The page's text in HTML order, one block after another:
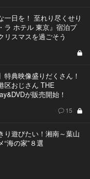
一日を！ 至れり尽くせり
ラ ホテル 東京』宿泊プ
リスマスを過ごそう
特典映像盛りだくさん！
区おじさん THE
が販売開始！
15
り遊びたい！湘南～葉山
“海の家”８選